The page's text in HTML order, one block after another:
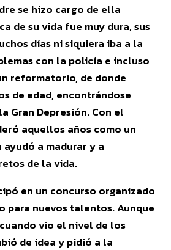
se hizo cargo de ella
de su vida fue muy dura, sus
días ni siquiera iba a la
con la policía e incluso
reformatorio, de donde
de edad, encontrándose
Gran Depresión. Con el
aquellos años como un
a madurar y a
de la vida.
en un concurso organizado
nuevos talentos. Aunque
vio el nivel de los
de idea y pidió a la